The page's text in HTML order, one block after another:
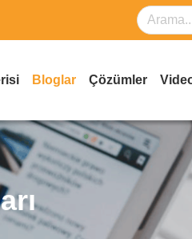
Bloglar Çözümler